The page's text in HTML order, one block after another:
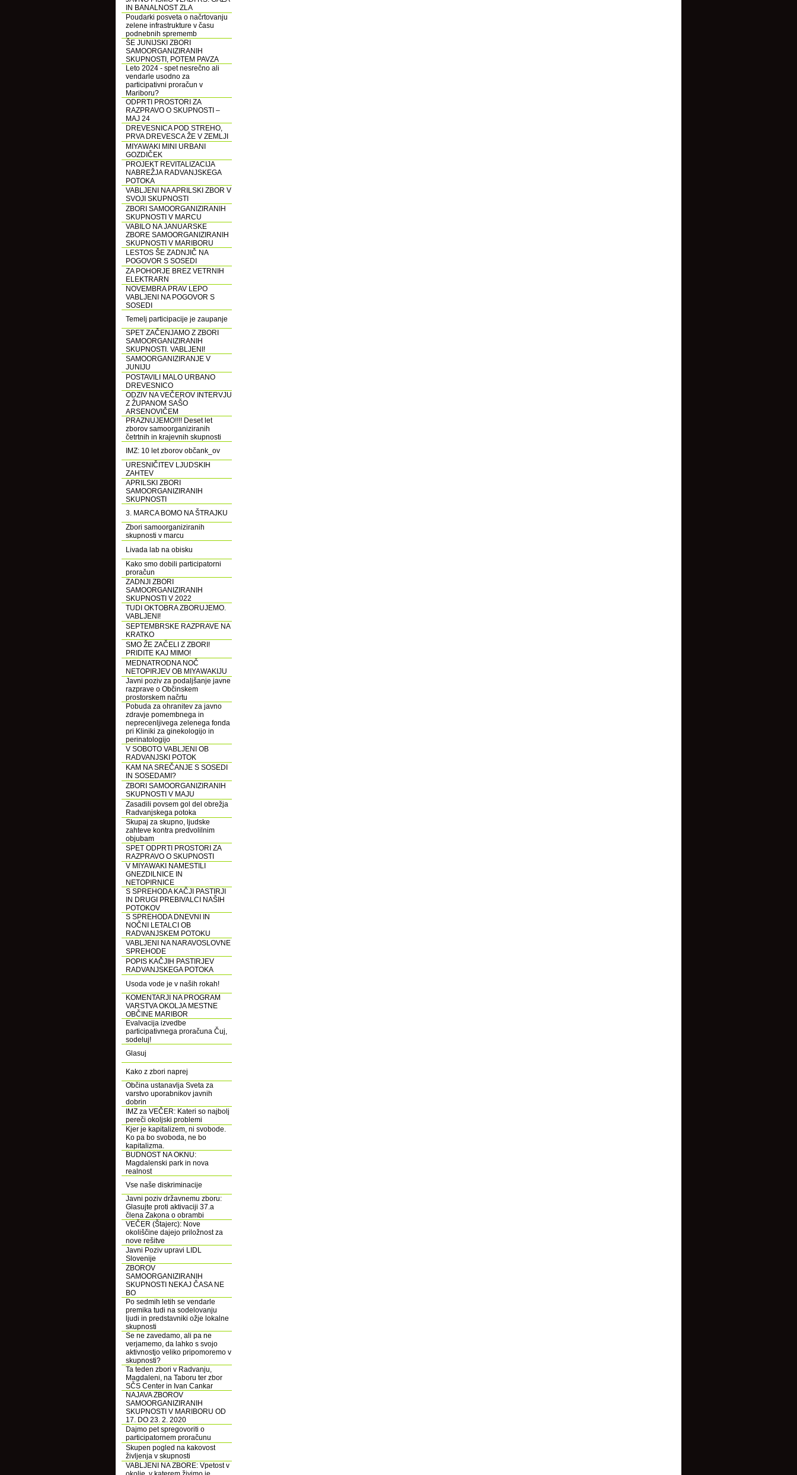
IN BANALNOST ZLA
Poudarki posveta o načrtovanju
zelene infrastrukture v času
podnebnih sprememb
ŠE JUNIJSKI ZBORI
SAMOORGANIZIRANIH
SKUPNOSTI, POTEM PAVZA
Leto 2024 - spet nesrečno ali
vendarle usodno za
participativni proračun v
Mariboru?
ODPRTI PROSTORI ZA
RAZPRAVO O SKUPNOSTI –
MAJ 24
DREVESNICA POD STREHO,
PRVA DREVESCA ŽE V ZEMLJI
MIYAWAKI MINI URBANI
GOZDIČEK
PROJEKT REVITALIZACIJA
NABREŽJA RADVANJSKEGA
POTOKA
VABLJENI NA APRILSKI ZBOR V
SVOJI SKUPNOSTI
ZBORI SAMOORGANIZIRANIH
SKUPNOSTI V MARCU
VABILO NA JANUARSKE
ZBORE SAMOORGANIZIRANIH
SKUPNOSTI V MARIBORU
LESTOS ŠE ZADNJIČ NA
POGOVOR S SOSEDI
ZA POHORJE BREZ VETRNIH
ELEKTRARN
NOVEMBRA PRAV LEPO
VABLJENI NA POGOVOR S
SOSEDI
Temelj participacije je zaupanje
SPET ZAČENJAMO Z ZBORI
SAMOORGANIZIRANIH
SKUPNOSTI. VABLJENI!
SAMOORGANIZIRANJE V
JUNIJU
POSTAVILI MALO URBANO
DREVESNICO
ODZIV NA VEČEROV INTERVJU
Z ŽUPANOM SAŠO
ARSENOVIČEM
PRAZNUJEMO!!!! Deset let
zborov samoorganiziranih
četrtnih in krajevnih skupnosti
IMZ: 10 let zborov občank_ov
URESNIČITEV LJUDSKIH
ZAHTEV
APRILSKI ZBORI
SAMOORGANIZIRANIH
SKUPNOSTI
3. MARCA BOMO NA ŠTRAJKU
Zbori samoorganiziranih
skupnosti v marcu
Livada lab na obisku
Kako smo dobili participatorni
proračun
ZADNJI ZBORI
SAMOORGANIZIRANIH
SKUPNOSTI V 2022
TUDI OKTOBRA ZBORUJEMO.
VABLJENI!
SEPTEMBRSKE RAZPRAVE NA
KRATKO
SMO ŽE ZAČELI Z ZBORI!
PRIDITE KAJ MIMO!
MEDNATRODNA NOČ
NETOPIRJEV OB MIYAWAKIJU
Javni poziv za podaljšanje javne
razprave o Občinskem
prostorskem načrtu
Pobuda za ohranitev za javno
zdravje pomembnega in
neprecenljivega zelenega fonda
pri Kliniki za ginekologijo in
perinatologijo
V SOBOTO VABLJENI OB
RADVANJSKI POTOK
KAM NA SREČANJE S SOSEDI
IN SOSEDAMI?
ZBORI SAMOORGANIZIRANIH
SKUPNOSTI V MAJU
Zasadili povsem gol del obrežja
Radvanjskega potoka
Skupaj za skupno, ljudske
zahteve kontra predvolilnim
objubam
SPET ODPRTI PROSTORI ZA
RAZPRAVO O SKUPNOSTI
V MIYAWAKI NAMESTILI
GNEZDILNICE IN
NETOPIRNICE
S SPREHODA KAČJI PASTIRJI
IN DRUGI PREBIVALCI NAŠIH
POTOKOV
S SPREHODA DNEVNI IN
NOČNI LETALCI OB
RADVANJSKEM POTOKU
VABLJENI NA NARAVOSLOVNE
SPREHODE
POPIS KAČJIH PASTIRJEV
RADVANJSKEGA POTOKA
Usoda vode je v naših rokah!
KOMENTARJI NA PROGRAM
VARSTVA OKOLJA MESTNE
OBČINE MARIBOR
Evalvacija izvedbe
participativnega proračuna Čuj,
sodeluj!
Glasuj
Kako z zbori naprej
Občina ustanavlja Sveta za
varstvo uporabnikov javnih
dobrin
IMZ za VEČER: Kateri so najbolj
pereči okoljski problemi
Kjer je kapitalizem, ni svobode.
Ko pa bo svoboda, ne bo
kapitalizma.
BUDNOST NA OKNU:
Magdalenski park in nova
realnost
Vse naše diskriminacije
Javni poziv državnemu zboru:
Glasujte proti aktivaciji 37.a
člena Zakona o obrambi
VEČER (Štajerc): Nove
okoliščine dajejo priložnost za
nove rešitve
Javni Poziv upravi LIDL
Slovenije
ZBOROV
SAMOORGANIZIRANIH
SKUPNOSTI NEKAJ ČASA NE
BO
Po sedmih letih se vendarle
premika tudi na sodelovanju
ljudi in predstavniki ožje lokalne
skupnosti
Se ne zavedamo, ali pa ne
verjamemo, da lahko s svojo
aktivnostjo veliko pripomoremo v
skupnosti?
Ta teden zbori v Radvanju,
Magdaleni, na Taboru ter zbor
SČS Center in Ivan Cankar
NAJAVA ZBOROV
SAMOORGANIZIRANIH
SKUPNOSTI V MARIBORU OD
17. DO 23. 2. 2020
Dajmo pet spregovoriti o
participatornem proračunu
Skupen pogled na kakovost
življenja v skupnosti
VABLJENI NA ZBORE: Vpetost v